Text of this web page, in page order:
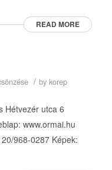
READ MORE
/ by korep
Hétvezér utca 6
www.ormai.hu
968-0287 Képek: